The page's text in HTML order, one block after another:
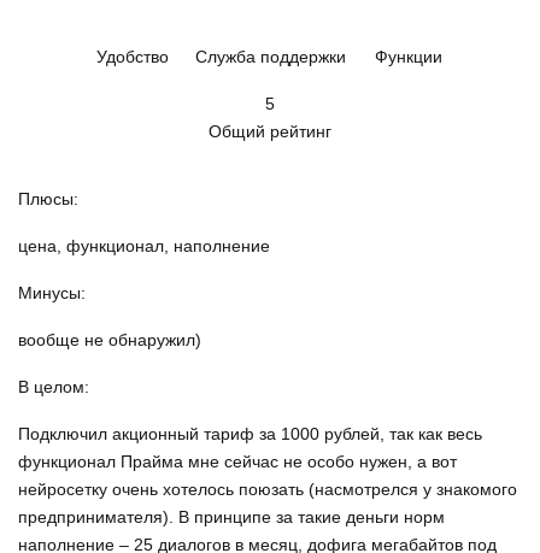
Удобство Служба поддержки Функции
5
Общий рейтинг
Плюсы:
цена, функционал, наполнение
Минусы:
вообще не обнаружил)
В целом:
Подключил акционный тариф за 1000 рублей, так как весь
функционал Прайма мне сейчас не особо нужен, а вот
нейросетку очень хотелось поюзать (насмотрелся у знакомого
предпринимателя). В принципе за такие деньги норм
наполнение – 25 диалогов в месяц, дофига мегабайтов под